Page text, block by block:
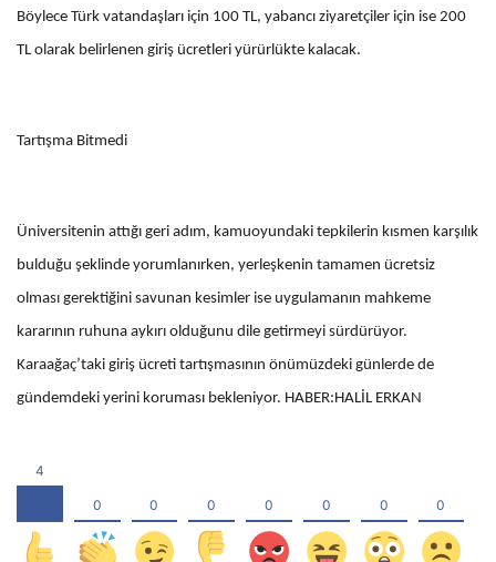
Böylece Türk vatandaşları için 100 TL, yabancı ziyaretçiler için ise 200
TL olarak belirlenen giriş ücretleri yürürlükte kalacak.
Tartışma Bitmedi
Üniversitenin attığı geri adım, kamuoyundaki tepkilerin kısmen karşılık
bulduğu şeklinde yorumlanırken, yerleşkenin tamamen ücretsiz
olması gerektiğini savunan kesimler ise uygulamanın mahkeme
kararının ruhuna aykırı olduğunu dile getirmeyi sürdürüyor.
Karaağaç’taki giriş ücreti tartışmasının önümüzdeki günlerde de
gündemdeki yerini koruması bekleniyor. HABER:HALİL ERKAN